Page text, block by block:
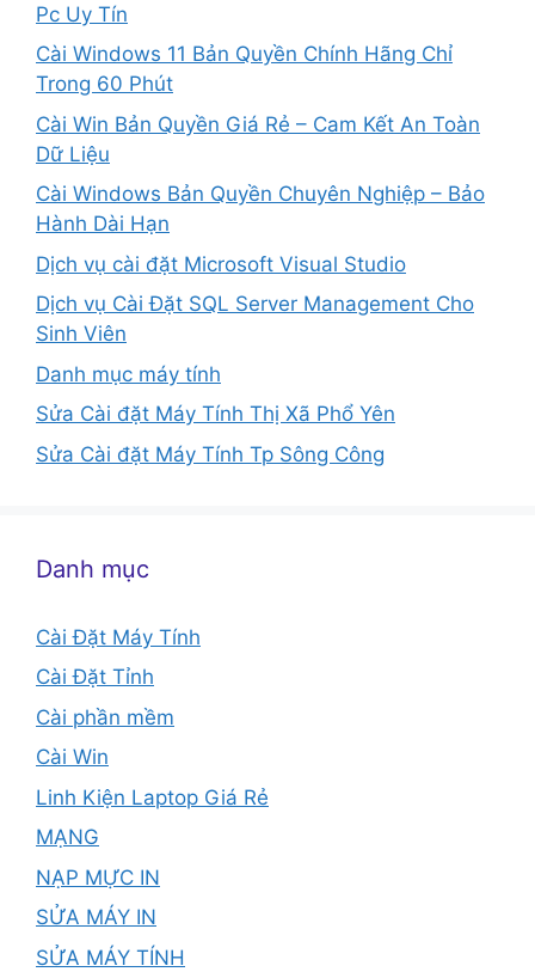
Pc Uy Tín
Cài Windows 11 Bản Quyền Chính Hãng Chỉ
Trong 60 Phút
Cài Win Bản Quyền Giá Rẻ – Cam Kết An Toàn
Dữ Liệu
Cài Windows Bản Quyền Chuyên Nghiệp – Bảo
Hành Dài Hạn
Dịch vụ cài đặt Microsoft Visual Studio
Dịch vụ Cài Đặt SQL Server Management Cho
Sinh Viên
Danh mục máy tính
Sửa Cài đặt Máy Tính Thị Xã Phổ Yên
Sửa Cài đặt Máy Tính Tp Sông Công
Danh mục
Cài Đặt Máy Tính
Cài Đặt Tỉnh
Cài phần mềm
Cài Win
Linh Kiện Laptop Giá Rẻ
MẠNG
NẠP MỰC IN
SỬA MÁY IN
SỬA MÁY TÍNH